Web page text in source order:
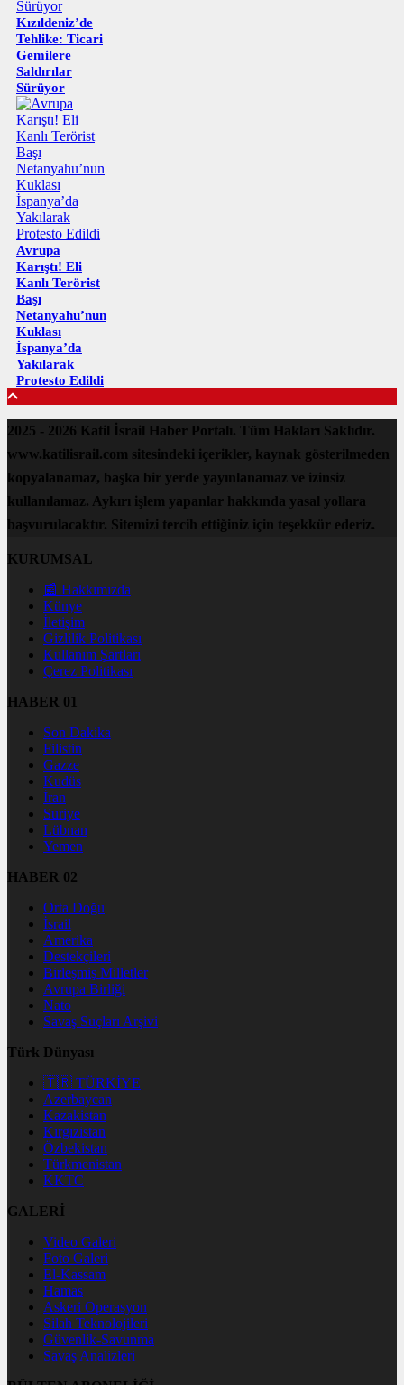
Kızıldeniz’de
Tehlike: Ticari
Gemilere
Saldırılar
Sürüyor
Avrupa
Karıştı! Eli
Kanlı Terörist
Başı
Netanyahu’nun
Kuklası
İspanya’da
Yakılarak
Protesto Edildi
2025 - 2026 Katil İsrail Haber Portalı. Tüm Hakları Saklıdır.
www.katilisrail.com sitesindeki içerikler, kaynak gösterilmeden
kopyalanamaz, başka bir yerde yayınlanamaz ve izinsiz
kullanılamaz. Aykırı işlem yapanlar hakkında yasal yollara
başvurulacaktır. Sitemizi tercih ettiğiniz için teşekkür ederiz.
KURUMSAL
📰 Hakkımızda
Künye
İletişim
Gizlilik Politikası
Kullanım Şartları
Çerez Politikası
HABER 01
Son Dakika
Filistin
Gazze
Kudüs
İran
Suriye
Lübnan
Yemen
HABER 02
Orta Doğu
İsrail
Amerika
Destekçileri
Birleşmiş Milletler
Avrupa Birliği
Nato
Savaş Suçları Arşivi
Türk Dünyası
🇹🇷 TÜRKİYE
Azerbaycan
Kazakistan
Kırgızistan
Özbekistan
Türkmenistan
KKTC
GALERİ
Video Galeri
Foto Galeri
El-Kassam
Hamas
Askeri Operasyon
Silah Teknolojileri
Güvenlik-Savunma
Savaş Analizleri